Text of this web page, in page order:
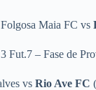
Maia FC vs
Fut.7 – Fase de
vs Rio Ave FC